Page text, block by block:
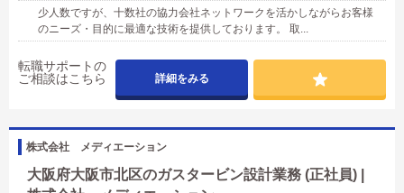
少人数ですが、十数社の協力会社ネットワークを活かしながらお客様
のニーズ・目的に最適な技術を提供しております。 取...
転職サポートの
ご相談はこちら
詳細をみる
株式会社 メディエーション
大阪府大阪市北区のガスタービン設計業務 (正社員) |